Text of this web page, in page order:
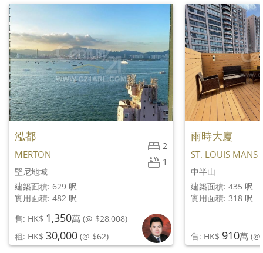
2
1
泓都
MERTON
堅尼地城
建築面積: 629 呎
實用面積: 482 呎
售: HK$ 1,350萬 (@ $28,008)
租: HK$ 30,000 (@ $62)
雨時大廈
ST. LOUIS MANS
中半山
建築面積: 435 呎
實用面積: 318 呎
售: HK$ 910萬